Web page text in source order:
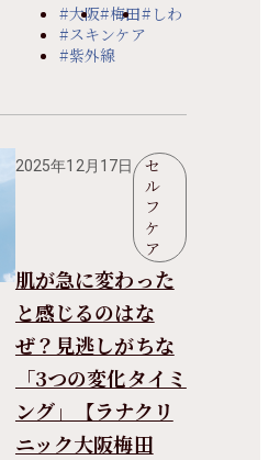
#大阪#梅田#しわ
#スキンケア
#紫外線
2025年12月17日
セ
ル
フ
ケ
ア
肌が急に変わった
と感じるのはな
ぜ？見逃しがちな
「3つの変化タイミ
ング」【ラナクリ
ニック大阪梅田